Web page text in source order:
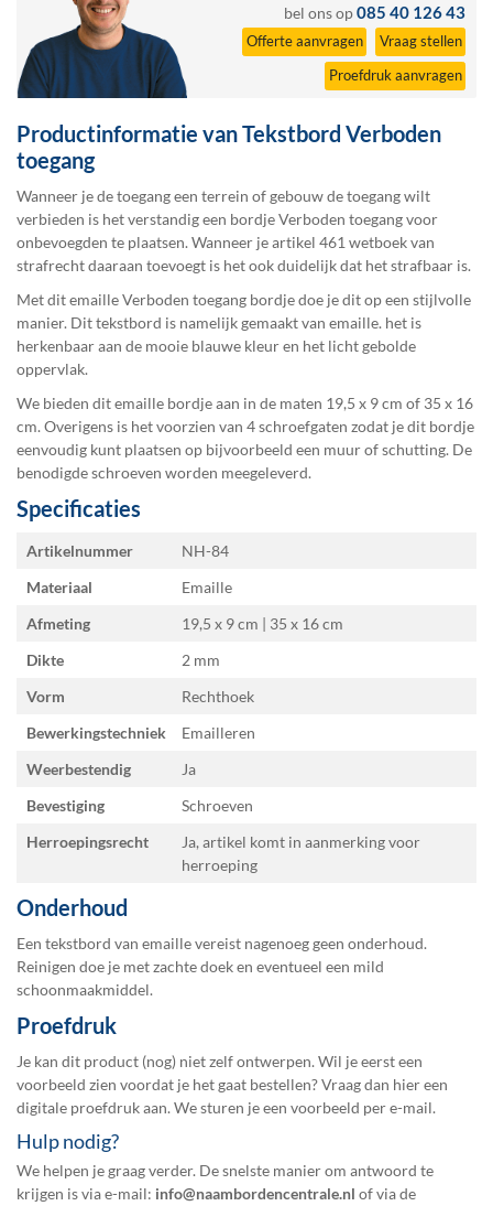
bel ons op085 40 126 43
Offerte aanvragen
Vraag stellen
Proefdruk aanvragen
Productinformatie van Tekstbord Verboden
toegang
Wanneer je de toegang een terrein of gebouw de toegang wilt
verbieden is het verstandig een bordje Verboden toegang voor
onbevoegden te plaatsen. Wanneer je artikel 461 wetboek van
strafrecht daaraan toevoegt is het ook duidelijk dat het strafbaar is.
Met dit emaille Verboden toegang bordje doe je dit op een stijlvolle
manier. Dit tekstbord is namelijk gemaakt van emaille. het is
herkenbaar aan de mooie blauwe kleur en het licht gebolde
oppervlak.
We bieden dit emaille bordje aan in de maten 19,5 x 9 cm of 35 x 16
cm. Overigens is het voorzien van 4 schroefgaten zodat je dit bordje
eenvoudig kunt plaatsen op bijvoorbeeld een muur of schutting. De
benodigde schroeven worden meegeleverd.
Specificaties
Specificaties
Artikelnummer
NH-84
Materiaal
Emaille
Afmeting
19,5 x 9 cm | 35 x 16
Dikte
2 mm
Vorm
Rechthoek
Bewerkingstechniek
Emailleren
Weerbestendig
Ja
Bevestiging
Schroeven
Herroepingsrecht
Ja, artikel komt in aanmerking voor
herroeping
Onderhoud
Een tekstbord van emaille vereist nagenoeg geen onderhoud.
Reinigen doe je met zachte doek en eventueel een mild
schoonmaakmiddel.
Proefdruk
Je kan dit product (nog) niet zelf ontwerpen. Wil je eerst een
voorbeeld zien voordat je het gaat bestellen? Vraag dan hier een
digitale proefdrukaan. We sturen je een voorbeeld per e-mail.
Hulp nodig?
We helpen je graag verder. De snelste manier om antwoord te
krijgen is via e-mail: info@naambordencentrale.nl of via de